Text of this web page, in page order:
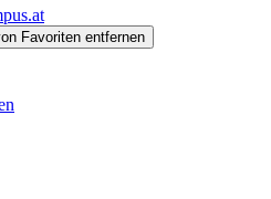
Favoriten entfernen